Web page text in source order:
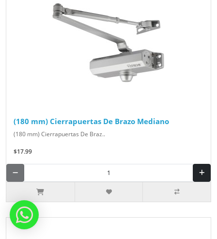
(180 mm) Cierrapuertas De Brazo Mediano
(180 mm) Cierrapuertas De Braz..
$17.99